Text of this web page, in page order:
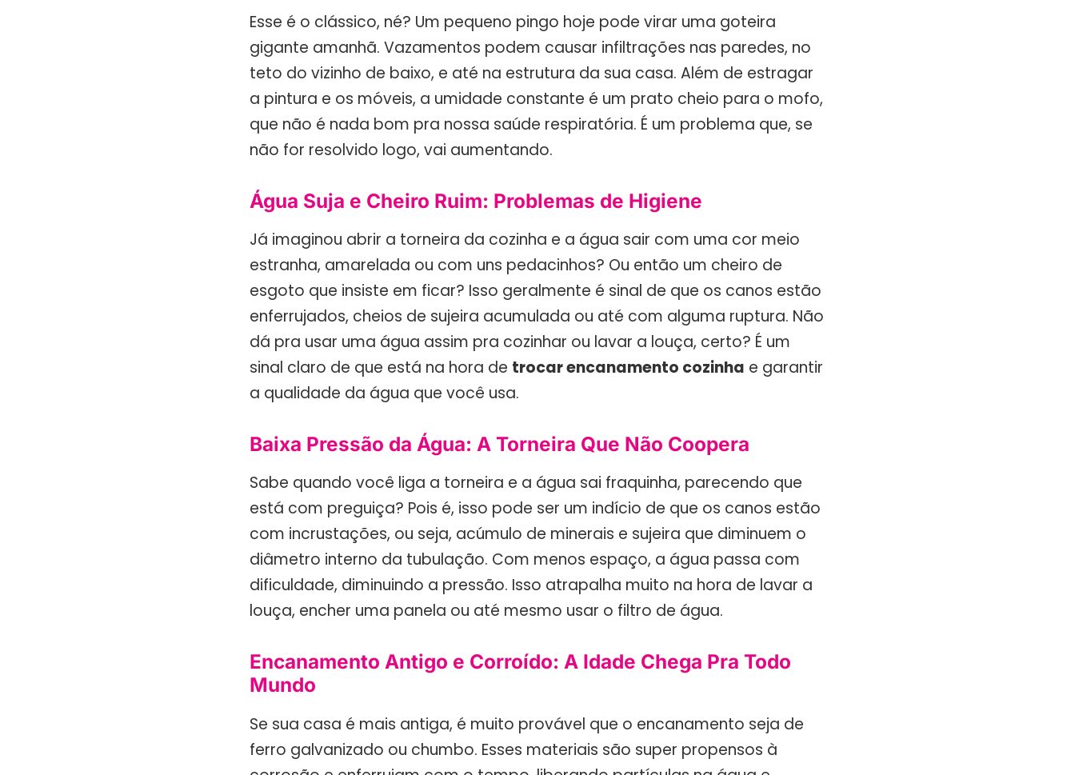
Esse é o clássico, né? Um pequeno pingo hoje pode virar uma goteira
gigante amanhã. Vazamentos podem causar infiltrações nas paredes, no
teto do vizinho de baixo, e até na estrutura da sua casa. Além de estragar
a pintura e os móveis, a umidade constante é um prato cheio para o mofo,
que não é nada bom pra nossa saúde respiratória. É um problema que, se
não for resolvido logo, vai aumentando.
Água Suja e Cheiro Ruim: Problemas de Higiene
Já imaginou abrir a torneira da cozinha e a água sair com uma cor meio
estranha, amarelada ou com uns pedacinhos? Ou então um cheiro de
esgoto que insiste em ficar? Isso geralmente é sinal de que os canos estão
enferrujados, cheios de sujeira acumulada ou até com alguma ruptura. Não
dá pra usar uma água assim pra cozinhar ou lavar a louça, certo? É um
sinal claro de que está na hora de trocar encanamento cozinha e garantir
a qualidade da água que você usa.
Baixa Pressão da Água: A Torneira Que Não Coopera
Sabe quando você liga a torneira e a água sai fraquinha, parecendo que
está com preguiça? Pois é, isso pode ser um indício de que os canos estão
com incrustações, ou seja, acúmulo de minerais e sujeira que diminuem o
diâmetro interno da tubulação. Com menos espaço, a água passa com
dificuldade, diminuindo a pressão. Isso atrapalha muito na hora de lavar a
louça, encher uma panela ou até mesmo usar o filtro de água.
Encanamento Antigo e Corroído: A Idade Chega Pra Todo
Mundo
Se sua casa é mais antiga, é muito provável que o encanamento seja de
ferro galvanizado ou chumbo. Esses materiais são super propensos à